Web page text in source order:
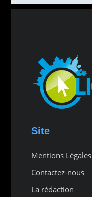
Site
Mentions Légales
Contactez-nous
La rédaction